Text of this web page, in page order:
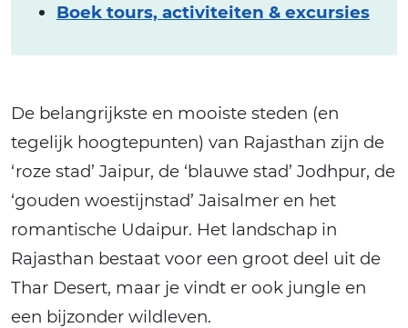
Boek tours, activiteiten & excursies
De belangrijkste en mooiste steden (en
tegelijk hoogtepunten) van Rajasthan zijn de
‘roze stad’ Jaipur, de ‘blauwe stad’ Jodhpur, de
‘gouden woestijnstad’ Jaisalmer en het
romantische Udaipur. Het landschap in
Rajasthan bestaat voor een groot deel uit de
Thar Desert, maar je vindt er ook jungle en
een bijzonder wildleven.